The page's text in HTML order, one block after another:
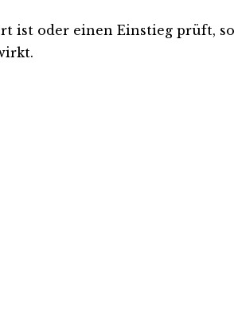
ist oder einen Einstieg prüft,